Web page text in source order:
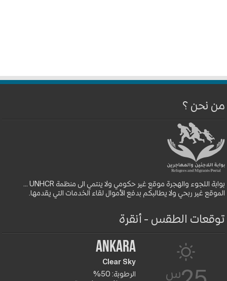
من نحن ؟
بوابة اللجوء والهجرة موقع غير حكومي ولا ينتمي الى منظمة UNHCR ...
الموقع غير ربحي ولا يطالبكم بدفع الأموال لقاء الخدمات التي يقدمها.
توقعات الطقس - أنقرة
س
Ankara
Clear Sky
الرطوبة: 50%